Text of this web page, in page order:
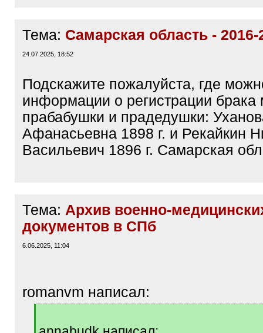
Тема: Самарская область - 2016-
24.07.2025, 18:52
Подскажите пожалуйста, где
информации о регистрации брака
прабабушки и прадедушки:
Афанасьевна 1898 г. и Рекайкин
Васильевич 1896 г. Самарская
Тема: Архив военно-
документов в СПб
6.06.2025, 11:04
romanvm написал: